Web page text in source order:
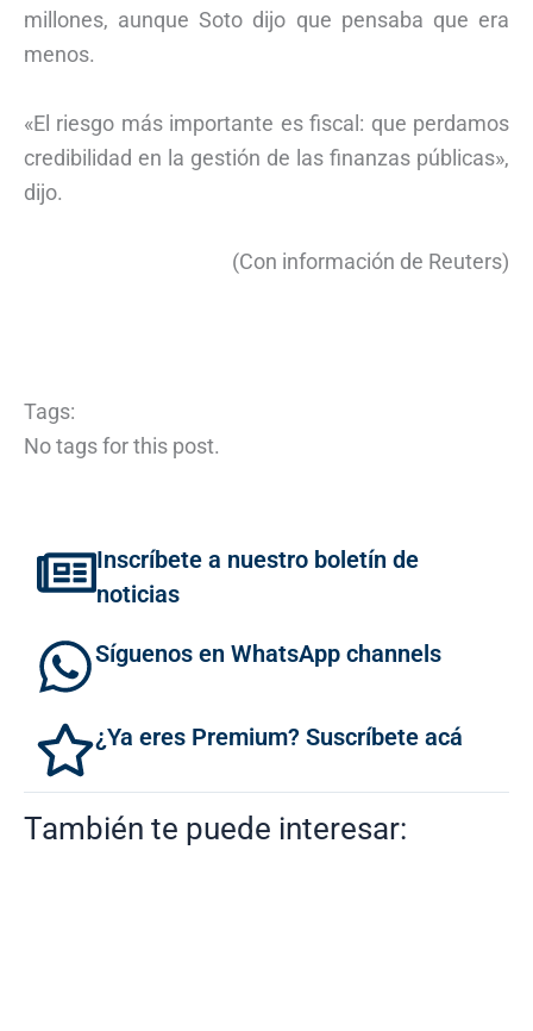
millones, aunque Soto dijo que pensaba que era
menos.
«El riesgo más importante es fiscal: que perdamos
credibilidad en la gestión de las finanzas públicas»,
dijo.
(Con información de Reuters)
Tags:
No tags for this post.
Inscríbete a nuestro boletín de
noticias
Síguenos en WhatsApp channels
¿Ya eres Premium? Suscríbete acá
También te puede interesar: